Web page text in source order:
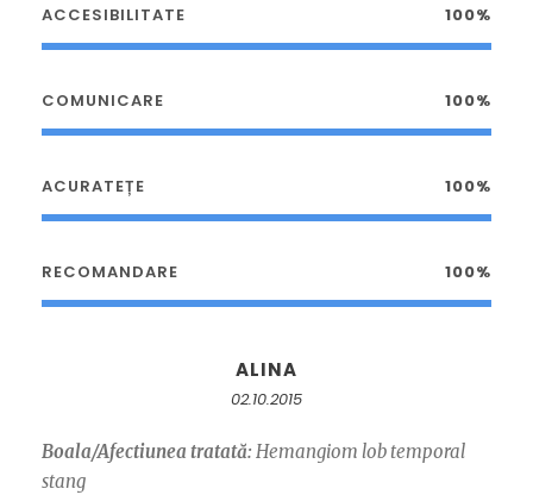
ACCESIBILITATE 100%
COMUNICARE 100%
ACURATEȚE 100%
RECOMANDARE 100%
ALINA
02.10.2015
Boala/Afectiunea tratată: Hemangiom lob temporal
stang